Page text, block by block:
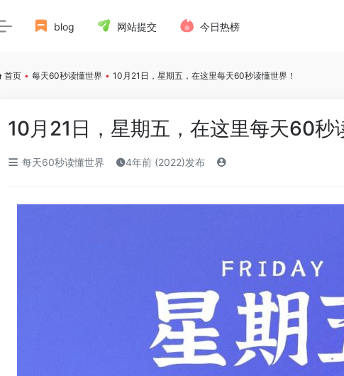
blog 网站提交 今日热榜
首页 • 每天60秒读懂世界 • 10月21日，星期五，在这里每天60秒读懂世界！
10月21日，星期五，在这里每天60秒
每天60秒读懂世界 4年前 (2022)发布